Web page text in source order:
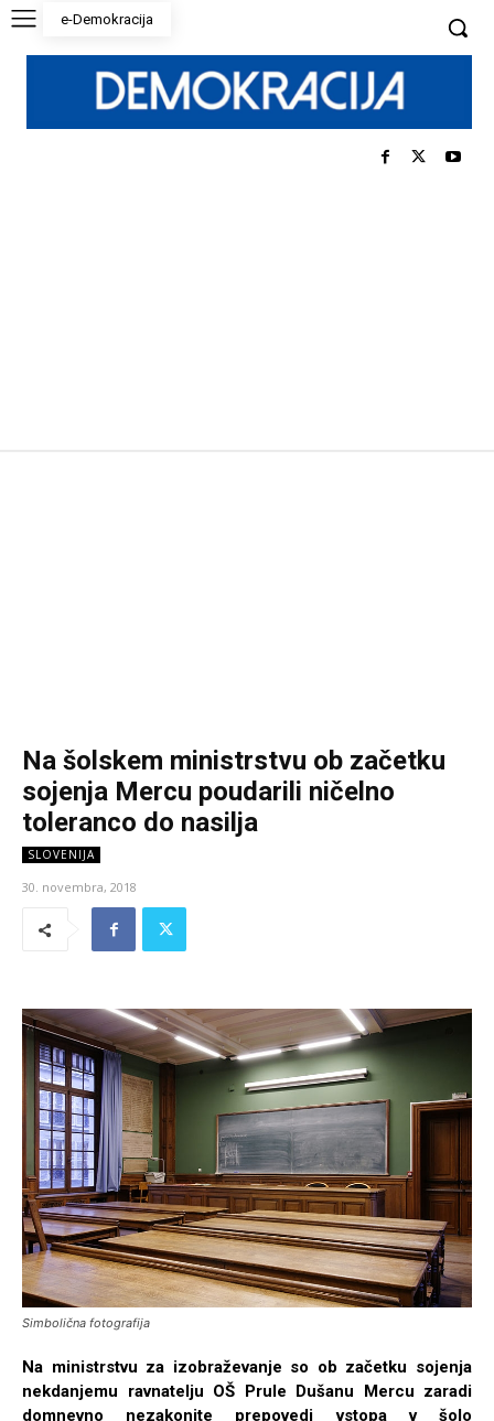
e-Demokracija
Na šolskem ministrstvu ob začetku
sojenja Mercu poudarili ničelno
toleranco do nasilja
SLOVENIJA
30. novembra, 2018
Simbolična fotografija
Na ministrstvu za izobraževanje so ob začetku sojenja
nekdanjemu ravnatelju OŠ Prule Dušanu Mercu zaradi
domnevno nezakonite prepovedi vstopa v šolo